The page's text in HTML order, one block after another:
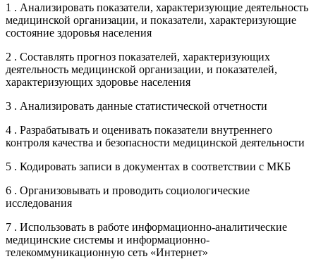
1 . Анализировать показатели, характеризующие деятельность
медицинской организации, и показатели, характеризующие
состояние здоровья населения
2 . Составлять прогноз показателей, характеризующих
деятельность медицинской организации, и показателей,
характеризующих здоровье населения
3 . Анализировать данные статистической отчетности
4 . Разрабатывать и оценивать показатели внутреннего
контроля качества и безопасности медицинской деятельности
5 . Кодировать записи в документах в соответствии с МКБ
6 . Организовывать и проводить социологические
исследования
7 . Использовать в работе информационно-аналитические
медицинские системы и информационно-
телекоммуникационную сеть «Интернет»